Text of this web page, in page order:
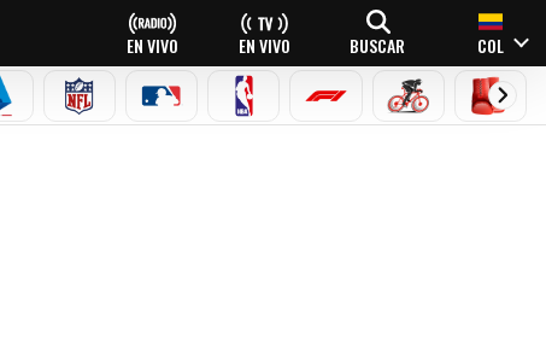
EN VIVO EN VIVO BUSCAR COL
A NFL MLB NBA FÓRMULA 1CICLISMOBOXEO